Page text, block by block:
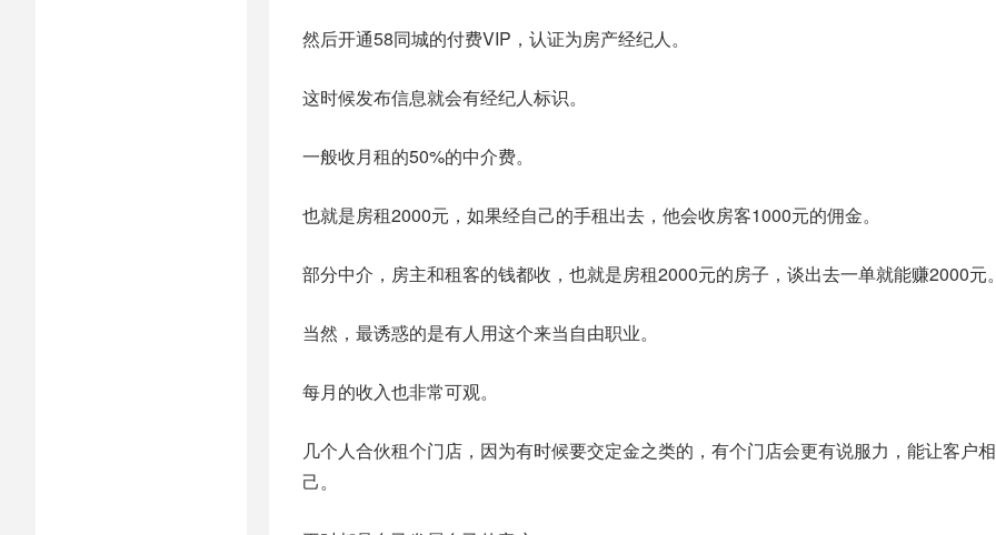
然后开通58同城的付费VIP，认证为房产经纪人。
这时候发布信息就会有经纪人标识。
一般收月租的50%的中介费。
也就是房租2000元，如果经自己的手租出去，他会收房客1000元的佣金。
部分中介，房主和租客的钱都收，也就是房租2000元的房子，谈出去一单就能赚2000元
当然，最诱惑的是有人用这个来当自由职业。
每月的收入也非常可观。
几个人合伙租个门店，因为有时候要交定金之类的，有个门店会更有说服力，能让客户
己。